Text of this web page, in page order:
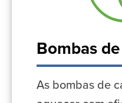
Bombas
As bombas de